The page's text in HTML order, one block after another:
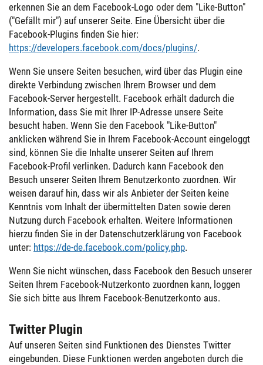
erkennen Sie an dem Facebook-Logo oder dem "Like-Button"
("Gefällt mir") auf unserer Seite. Eine Übersicht über die
Facebook-Plugins finden Sie hier:
https://developers.facebook.com/docs/plugins/.
Wenn Sie unsere Seiten besuchen, wird über das Plugin eine
direkte Verbindung zwischen Ihrem Browser und dem
Facebook-Server hergestellt. Facebook erhält dadurch die
Information, dass Sie mit Ihrer IP-Adresse unsere Seite
besucht haben. Wenn Sie den Facebook "Like-Button"
anklicken während Sie in Ihrem Facebook-Account eingeloggt
sind, können Sie die Inhalte unserer Seiten auf Ihrem
Facebook-Profil verlinken. Dadurch kann Facebook den
Besuch unserer Seiten Ihrem Benutzerkonto zuordnen. Wir
weisen darauf hin, dass wir als Anbieter der Seiten keine
Kenntnis vom Inhalt der übermittelten Daten sowie deren
Nutzung durch Facebook erhalten. Weitere Informationen
hierzu finden Sie in der Datenschutzerklärung von Facebook
unter: https://de-de.facebook.com/policy.php.
Wenn Sie nicht wünschen, dass Facebook den Besuch unserer
Seiten Ihrem Facebook-Nutzerkonto zuordnen kann, loggen
Sie sich bitte aus Ihrem Facebook-Benutzerkonto aus.
Twitter Plugin
Auf unseren Seiten sind Funktionen des Dienstes Twitter
eingebunden. Diese Funktionen werden angeboten durch die